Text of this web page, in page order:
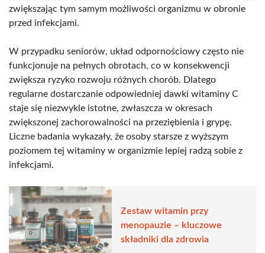
zwiększając tym samym możliwości organizmu w obronie
przed infekcjami.
W przypadku seniorów, układ odpornościowy często nie
funkcjonuje na pełnych obrotach, co w konsekwencji
zwiększa ryzyko rozwoju różnych chorób. Dlatego
regularne dostarczanie odpowiedniej dawki witaminy C
staje się niezwykle istotne, zwłaszcza w okresach
zwiększonej zachorowalności na przeziębienia i grypę.
Liczne badania wykazały, że osoby starsze z wyższym
poziomem tej witaminy w organizmie lepiej radzą sobie z
infekcjami.
Zestaw witamin przy
menopauzie – kluczowe
składniki dla zdrowia